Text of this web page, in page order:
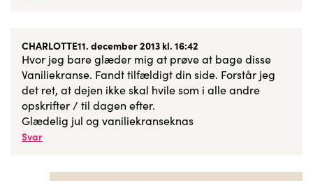
CHARLOTTE11. december 2013 kl. 16:42
Hvor jeg bare glæder mig at prøve at bage disse
Vaniliekranse. Fandt tilfældigt din side. Forstår jeg
det ret, at dejen ikke skal hvile som i alle andre
opskrifter / til dagen efter.
Glædelig jul og vaniliekranseknas
Svar